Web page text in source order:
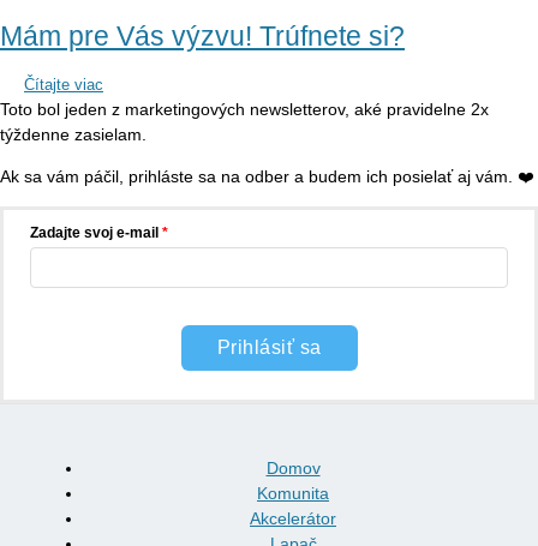
Mám pre Vás výzvu! Trúfnete si?
Čítajte viac
Toto bol jeden z marketingových newsletterov, aké pravidelne 2x
týždenne zasielam.
Ak sa vám páčil, prihláste sa na odber a budem ich posielať aj vám. ❤️
Zadajte svoj e-mail
Prihlásiť sa
Domov
Komunita
Akcelerátor